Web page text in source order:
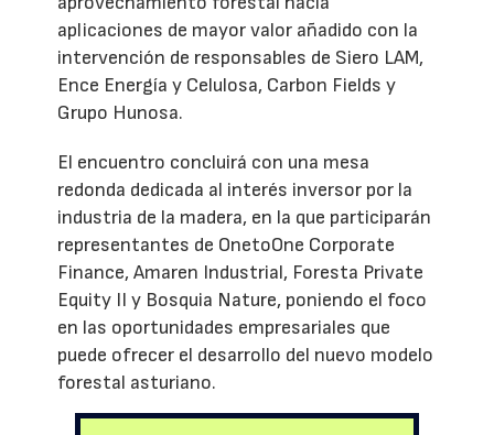
aplicaciones de mayor valor añadido con la
intervención de responsables de Siero LAM,
Ence Energía y Celulosa, Carbon Fields y
Grupo Hunosa.
El encuentro concluirá con una mesa
redonda dedicada al interés inversor por la
industria de la madera, en la que participarán
representantes de OnetoOne Corporate
Finance, Amaren Industrial, Foresta Private
Equity II y Bosquia Nature, poniendo el foco
en las oportunidades empresariales que
puede ofrecer el desarrollo del nuevo modelo
forestal asturiano.